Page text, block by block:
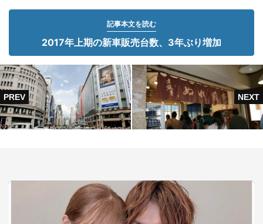
記事本文を読む
2017年上期の新車販売台数、3年ぶり増加